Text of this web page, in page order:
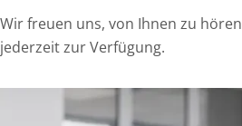
Wir freuen uns, von Ihnen zu
jederzeit zur Verfügung.